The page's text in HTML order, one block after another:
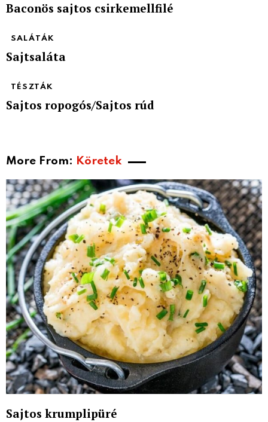
Baconös sajtos csirkemellfilé
SALÁTÁK
Sajtsaláta
TÉSZTÁK
Sajtos ropogós/Sajtos rúd
More From: Köretek
Sajtos krumplipüré